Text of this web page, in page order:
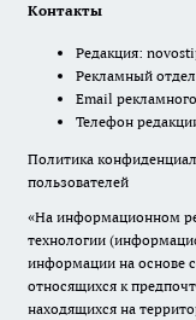
Контакты
Редакция:
Рекламный
Email
Телефон
Политика
пользователей
«На информационном
технологии
информации на основе
относящихся к
находящихся на